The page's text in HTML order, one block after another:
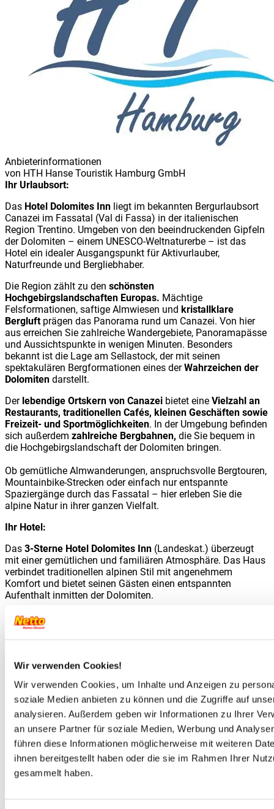
Wir verwenden Cookies!
Wir verwenden Cookies, um Inhalte und Anzeigen zu
soziale Medien anbieten zu können und die Zugriffe auf
analysieren. Außerdem geben wir Informationen zu Ihrer
an unsere Partner für soziale Medien, Werbung und
führen diese Informationen möglicherweise mit weiteren
ihnen bereitgestellt haben oder die sie im Rahmen Ihrer
gesammelt haben.
Anbieterinformationen
von HTH Hanse Touristik Hamburg GmbH
Ihr Urlaubsort:
Das Hotel Dolomites Inn liegt im bekannten Bergurlaubsort
Canazei im Fassatal (Val di Fassa) in der italienischen
Region Trentino. Umgeben von den beeindruckenden Gipfeln
der Dolomiten – einem UNESCO-Weltnaturerbe – ist das
Hotel ein idealer Ausgangspunkt für Aktivurlauber,
Naturfreunde und Bergliebhaber.
Die Region zählt zu den schönsten
Hochgebirgslandschaften Europas. Mächtige
Felsformationen, saftige Almwiesen und kristallklare
Bergluft prägen das Panorama rund um Canazei. Von hier
aus erreichen Sie zahlreiche Wandergebiete, Panoramapässe
und Aussichtspunkte in wenigen Minuten. Besonders
bekannt ist die Lage am Sellastock, der mit seinen
spektakulären Bergformationen eines derWahrzeichen der
Dolomiten darstellt.
Der lebendige Ortskern von Canazei bietet eine Vielzahl an
Restaurants, traditionellen Cafés, kleinen Geschäften sowie
Freizeit- und Sportmöglichkeiten. In der Umgebung befinden
sich außerdem zahlreiche Bergbahnen, die Sie bequem in
die Hochgebirgslandschaft der Dolomiten bringen.
Ob gemütliche Almwanderungen, anspruchsvolle Bergtouren,
Mountainbike-Strecken oder einfach nur entspannte
Spaziergänge durch das Fassatal – hier erleben Sie die
alpine Natur in ihrer ganzen Vielfalt.
Ihr Hotel:
Das 3-Sterne Hotel Dolomites Inn (Landeskat.) überzeugt
mit einer gemütlichen und familiären Atmosphäre. Das Haus
verbindet traditionellen alpinen Stil mit angenehmem
Komfort und bietet seinen Gästen einen entspannten
Aufenthalt inmitten der Dolomiten.
Ausstattung:
Parkplatz am Hotel (nach Verfügbarkeit), Wellnessbereich,
Fahrrad- und Skiaufbewahrung, WLAN.
Unterbringung:
Die gemütlichen Doppelzimmer im Hotel Dolomites Inn sind
komfortabel und funktional eingerichtet und bieten eine
angenehme Atmosphäre für einen erholsamen Aufenthalt in
den Dolomiten. Die Zimmer verfügen über eine praktische
Ausstattung im alpinen Stil und bieten ausreichend Platz für
Paare und Familien.